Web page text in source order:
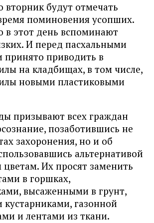
вторник будут отмечать
поминовения усопших.
в этот день вспоминают
И перед пасхальными
принято приводить в
на кладбищах, в том числе,
новыми пластиковыми
призывают всех граждан
позаботившись не
захоронения, но и об
альтернативой
Их просят заменить
в горшках,
высаженными в грунт,
газонной
и лентами из ткани.